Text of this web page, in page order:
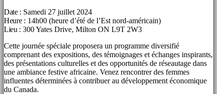
Date : Samedi 27 juillet 2024
Heure : 14h00 (heure d’été de l’Est nord-américain)
Lieu : 300 Yates Drive, Milton ON L9T 2W3
Cette journée spéciale proposera un programme diversifié
comprenant des expositions, des témoignages et échanges inspirants,
des présentations culturelles et des opportunités de réseautage dans
une ambiance festive africaine. Venez rencontrer des femmes
influentes déterminées à contribuer au développement économique
du Canada.